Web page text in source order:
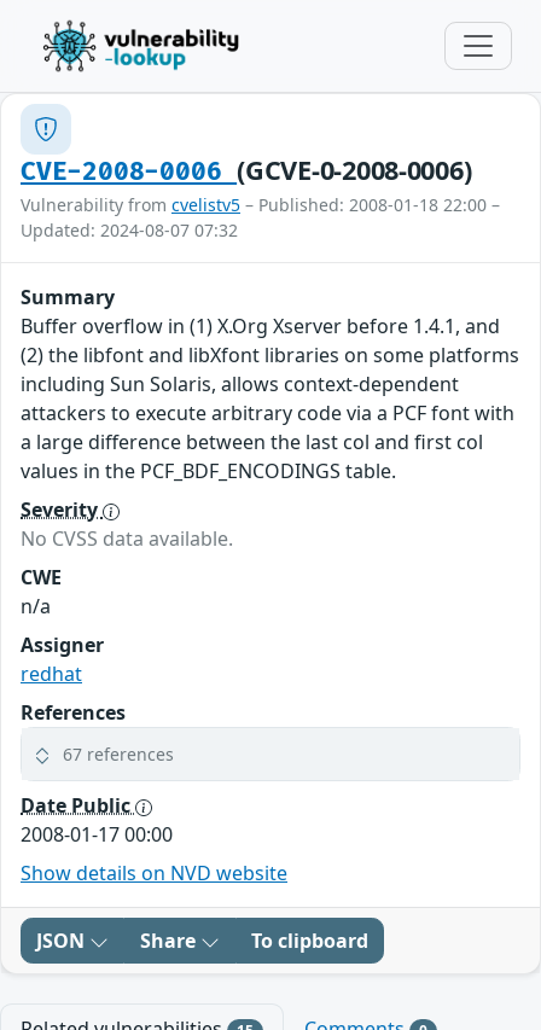
CVE-2008-0006(GCVE-0-2008-0006)
Vulnerability from cvelistv5 – Published: 2008-01-18 22:00 –
Updated: 2024-08-07 07:32
Summary
Buffer overflow in (1) X.Org Xserver before 1.4.1, and
(2) the libfont and libXfont libraries on some platforms
including Sun Solaris, allows context-dependent
attackers to execute arbitrary code via a PCF font with
a large difference between the last col and first col
values in the PCF_BDF_ENCODINGS table.
Severity
No CVSS data available.
CWE
n/a
Assigner
redhat
References
67 references
Date Public
2008-01-17 00:00
Show details on NVD website
JSON Share To clipboard